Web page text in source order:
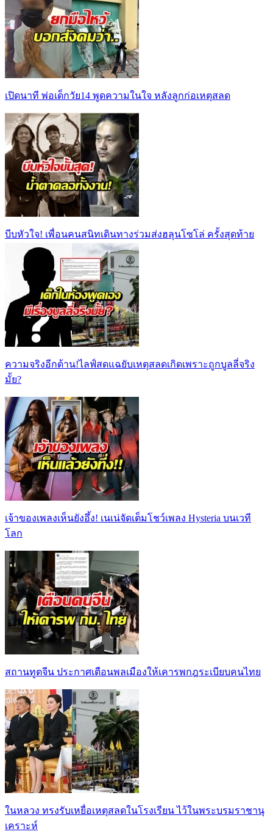
เปิดนาที พ่อเด็กวัย14 พูดความในใจ หลังลูกก่อเหตุสลด
บีบหัวใจ! เพื่อนคนสนิทเดินทางร่วมส่งฮลุนโซโล่ ครั้งสุดท้าย
ความจริงอีกด้าน!ไลฟ์สดแฉยับเหตุสลดเกิดเพราะถูกบูลลี่จริง
มั้ย?
เจ้าของเพลงเห็นยังอึ้ง! เนเน่จัดเต็มโชว์เพลง Hysteria บนเวที
โลก
สถานทูตจีน ประกาศเตือนพลเมืองให้เคารพกฎระเบียบคนไทย
ในหลวง ทรงรับเหยื่อเหตุสลดในโรงเรียน ไว้ในพระบรมราชานุ
เคราะห์